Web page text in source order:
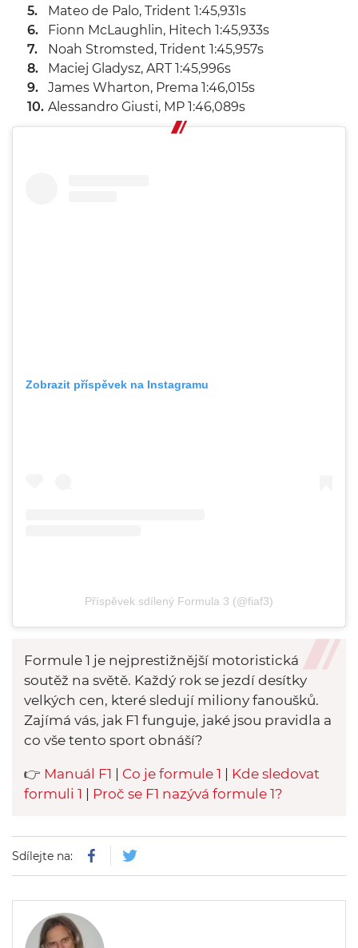
Mateo de Palo, Trident 1:45,931s
Fionn McLaughlin, Hitech 1:45,933s
Noah Stromsted, Trident 1:45,957s
Maciej Gladysz, ART 1:45,996s
James Wharton, Prema 1:46,015s
Alessandro Giusti, MP 1:46,089s
Zobrazit příspěvek na Instagramu
Příspěvek sdílený Formula 3 (@fiaf3)
Formule 1 je nejprestižnější motoristická
soutěž na světě. Každý rok se jezdí desítky
velkých cen, které sledují miliony fanoušků.
Zajímá vás, jak F1 funguje, jaké jsou pravidla a
co vše tento sport obnáší?
👉 Manuál F1 Co je formule 1
Kde sledovat
formuli 1
Proč se F1 nazývá formule 1?
Sdílejte na: